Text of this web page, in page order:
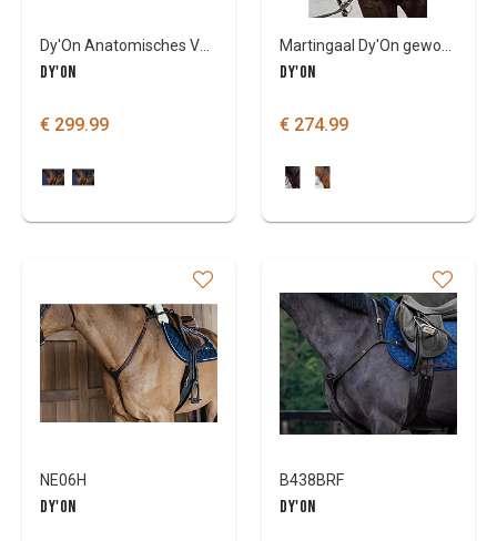
DY'ON
€ 299.99
DY'ON
€ 274.99
NE06H
DY'ON
B438BRF
DY'ON